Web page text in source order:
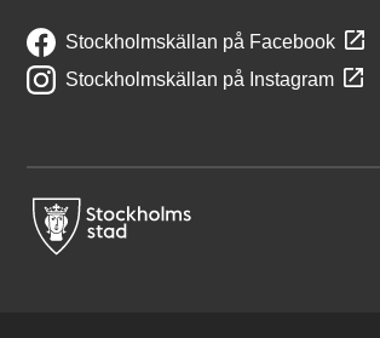
Stockholmskällan på Facebook
Stockholmskällan på Instagram